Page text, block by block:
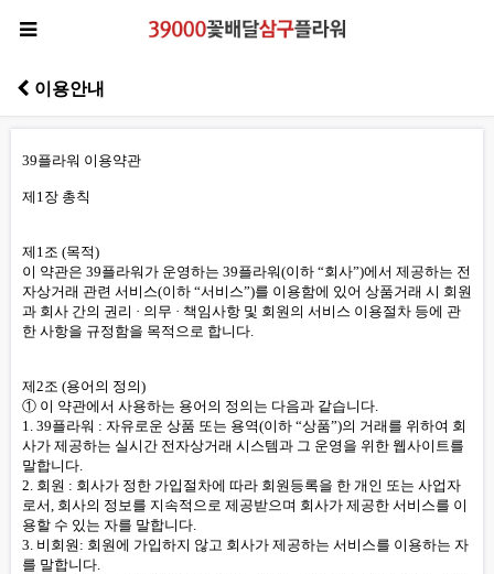
이용안내
39플라워 이용약관
제1장 총칙
제1조 (목적)
이 약관은 39플라워가 운영하는 39플라워(이하 “회사”)에서 제공하는 전
자상거래 관련 서비스(이하 “서비스”)를 이용함에 있어 상품거래 시 회원
과 회사 간의 권리 · 의무 · 책임사항 및 회원의 서비스 이용절차 등에 관
한 사항을 규정함을 목적으로 합니다.
제2조 (용어의 정의)
① 이 약관에서 사용하는 용어의 정의는 다음과 같습니다.
1. 39플라워 : 자유로운 상품 또는 용역(이하 “상품”)의 거래를 위하여 회
사가 제공하는 실시간 전자상거래 시스템과 그 운영을 위한 웹사이트를
말합니다.
2. 회원 : 회사가 정한 가입절차에 따라 회원등록을 한 개인 또는 사업자
로서, 회사의 정보를 지속적으로 제공받으며 회사가 제공한 서비스를 이
용할 수 있는 자를 말합니다.
3. 비회원: 회원에 가입하지 않고 회사가 제공하는 서비스를 이용하는 자
를 말합니다.